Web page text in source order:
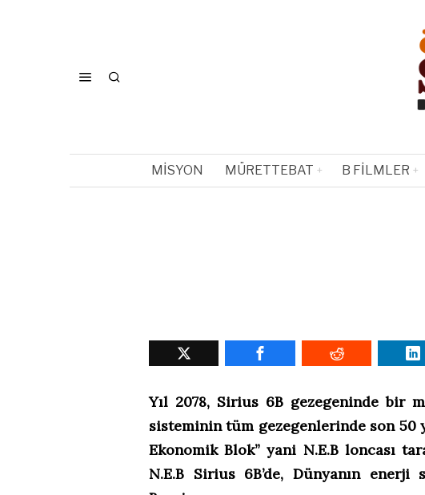
MISYON MÜRETTEBAT B FILMLER
Yıl 2078, Sirius 6B gezegeninde bir
sisteminin tüm gezegenlerinde son 50
Ekonomik Blok” yani N.E.B loncası
N.E.B Sirius 6B’de, Dünyanın